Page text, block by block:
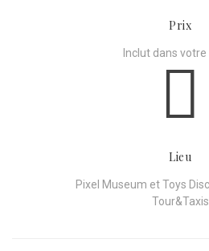
Prix
Inclut dans
Lieu
Pixel Museum et Toys
Tour&Taxis